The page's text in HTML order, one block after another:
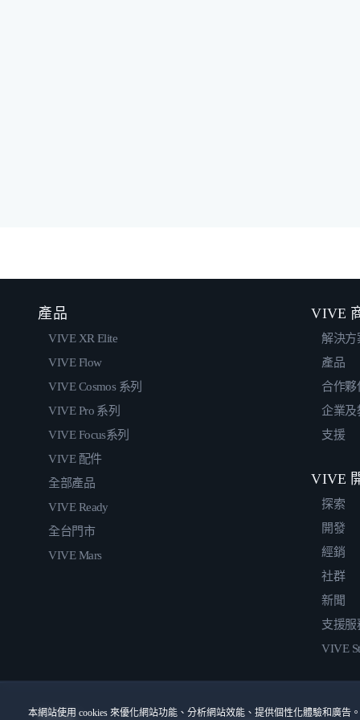
本網站使用 cookies 來優化網站功能、分析網站效能、提供個性化體驗和廣告
產品
VIVE XR Elite
VIVE Flow
VIVE Cosmos 系列
VIVE Pro 系列
VIVE Focus系列
VIVE 配件
全部產品
VIVE Ready
全台門市
VIVE Mars
VIVE
解決方
產品
合作夥
企業及
支援
VIVE
探索
開發
經銷
社群
新聞
支援服
VIVE